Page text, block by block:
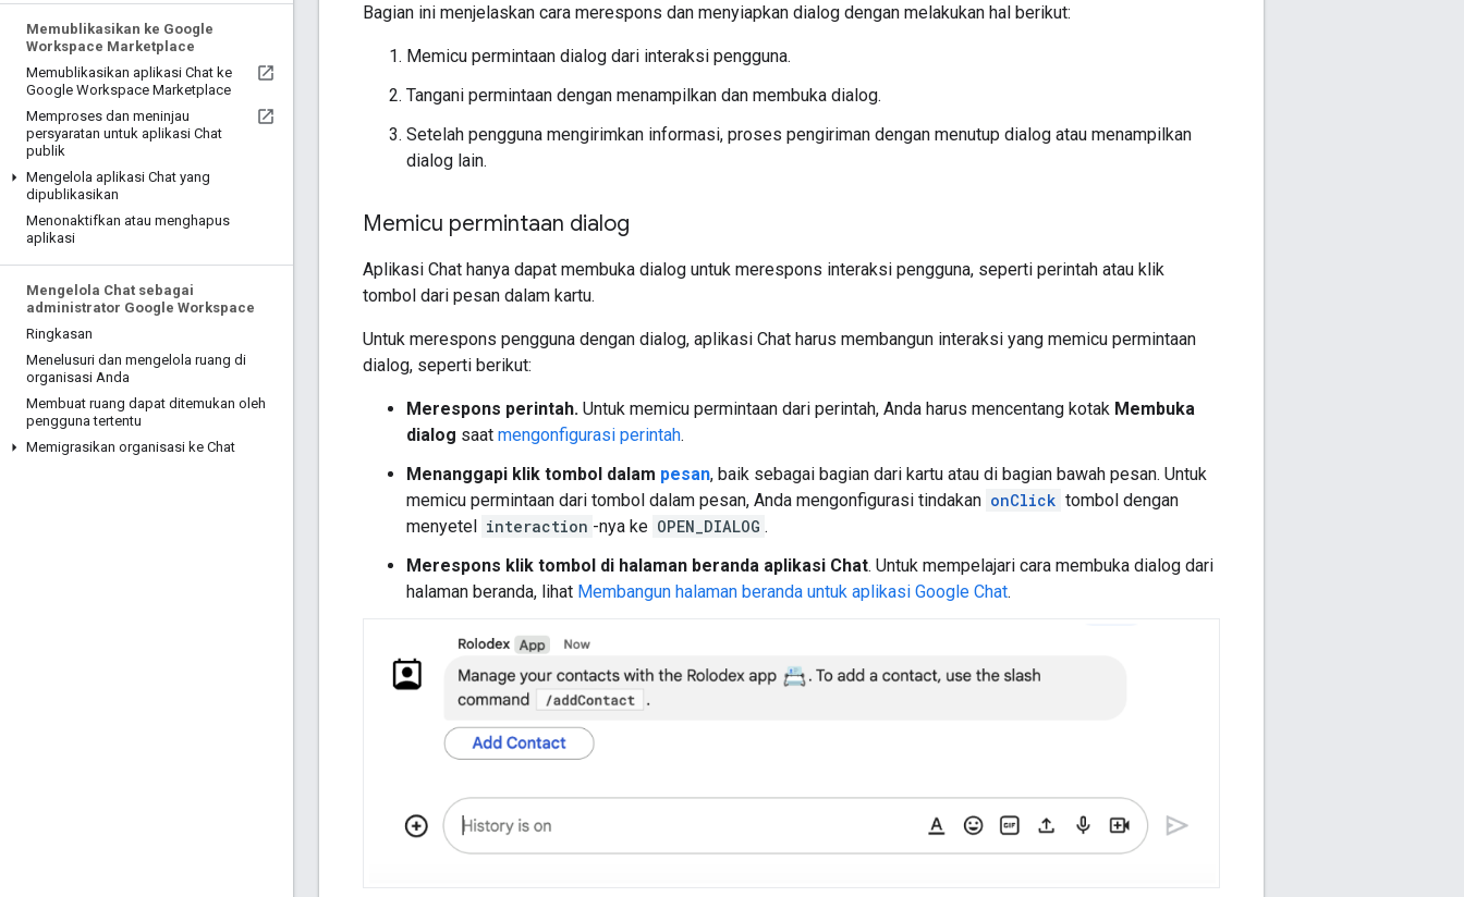
Memublikasikan ke Google
Workspace Marketplace
Memublikasikan aplikasi Chat ke
Google Workspace Marketplace
Memproses dan meninjau
persyaratan untuk aplikasi Chat
publik
Mengelola aplikasi Chat yang
dipublikasikan
Menonaktifkan atau menghapus
aplikasi
Mengelola Chat sebagai
administrator Google Workspace
Ringkasan
Menelusuri dan mengelola ruang di
organisasi Anda
Membuat ruang dapat ditemukan oleh
pengguna tertentu
Memigrasikan organisasi ke Chat
Bagian ini menjelaskan cara merespons dan menyiapkan dialog dengan melakukan hal berikut:
Memicu permintaan dialog dari interaksi pengguna.
Tangani permintaan dengan menampilkan dan membuka dialog.
Setelah pengguna mengirimkan informasi, proses pengiriman dengan menutup dialog atau menampilkan
dialog lain.
Memicu permintaan dialog
Aplikasi Chat hanya dapat membuka dialog untuk merespons interaksi pengguna, seperti perintah atau klik
tombol dari pesan dalam kartu.
Untuk merespons pengguna dengan dialog, aplikasi Chat harus membangun interaksi yang memicu permintaan
dialog, seperti berikut:
Merespons perintah. Untuk memicu permintaan dari perintah, Anda harus mencentang kotak Membuka
dialog saat mengonfigurasi perintah.
Menanggapi klik tombol dalam pesan, baik sebagai bagian dari kartu atau di bagian bawah pesan. Untuk
memicu permintaan dari tombol dalam pesan, Anda mengonfigurasi tindakan onClick tombol dengan
menyetel interaction -nya ke OPEN_DIALOG .
Merespons klik tombol di halaman beranda aplikasi Chat. Untuk mempelajari cara membuka dialog dari
halaman beranda, lihat Membangun halaman beranda untuk aplikasi Google Chat.